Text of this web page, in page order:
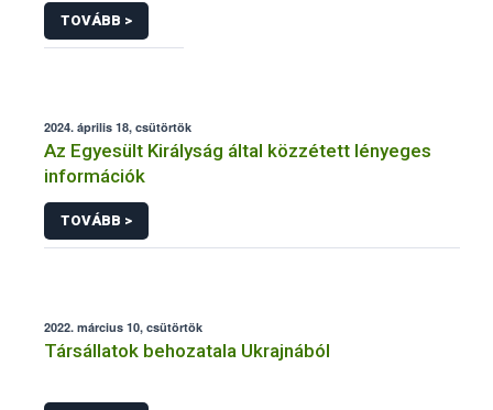
TOVÁBB >
2024. április 18, csütörtök
Az Egyesült Királyság által közzétett lényeges
információk
TOVÁBB >
2022. március 10, csütörtök
Társállatok behozatala Ukrajnából